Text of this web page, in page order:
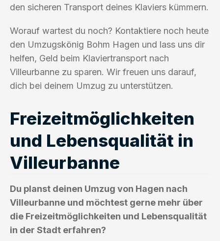
den sicheren Transport deines Klaviers kümmern.
Worauf wartest du noch? Kontaktiere noch heute
den Umzugskönig Bohm Hagen und lass uns dir
helfen, Geld beim Klaviertransport nach
Villeurbanne zu sparen. Wir freuen uns darauf,
dich bei deinem Umzug zu unterstützen.
Freizeitmöglichkeiten
und Lebensqualität in
Villeurbanne
Du planst deinen Umzug von Hagen nach
Villeurbanne und möchtest gerne mehr über
die Freizeitmöglichkeiten und Lebensqualität
in der Stadt erfahren?